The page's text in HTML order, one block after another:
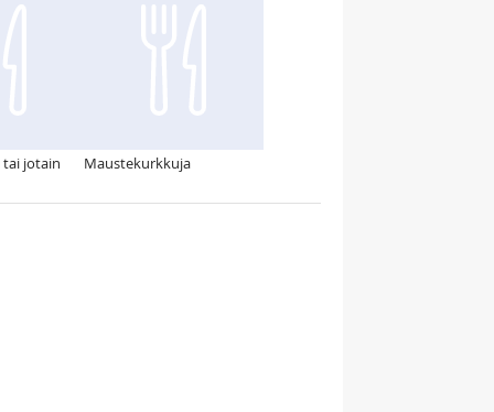
jotain
Maustekurkkuja